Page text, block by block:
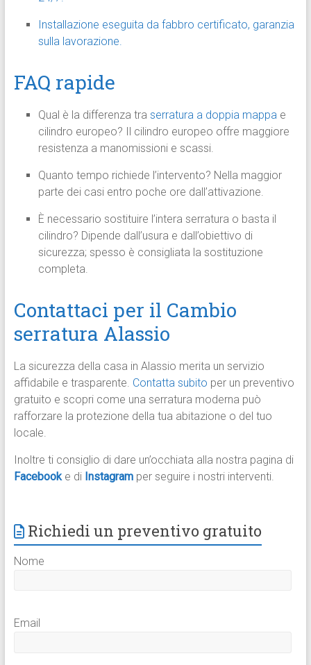
Installazione eseguita da fabbro certificato, garanzia
sulla lavorazione.
FAQ rapide
Qual è la differenza tra serratura a doppia mappae
cilindro europeo? Il cilindro europeo offre maggiore
resistenza a manomissioni e scassi.
Quanto tempo richiede l’intervento? Nella maggior
parte dei casi entro poche ore dall’attivazione.
È necessario sostituire l’intera serratura o basta il
cilindro? Dipende dall’usura e dall’obiettivo di
sicurezza; spesso è consigliata la sostituzione
completa.
Contattaci per il Cambio
serratura Alassio
La sicurezza della casa in Alassio merita un servizio
affidabile e trasparente. Contatta subito per un preventivo
gratuito e scopri come una serratura moderna può
rafforzare la protezione della tua abitazione o del tuo
locale.
Inoltre ti consiglio di dare un’occhiata alla nostra pagina di
Facebook e di Instagram per seguire i nostri interventi.
Richiedi un preventivo gratuito
Nome
Email